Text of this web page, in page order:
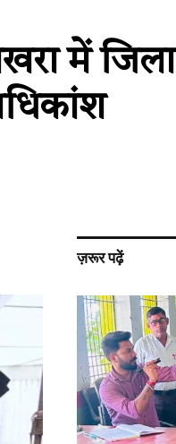
में जिला
ज़रूर पढ़ें